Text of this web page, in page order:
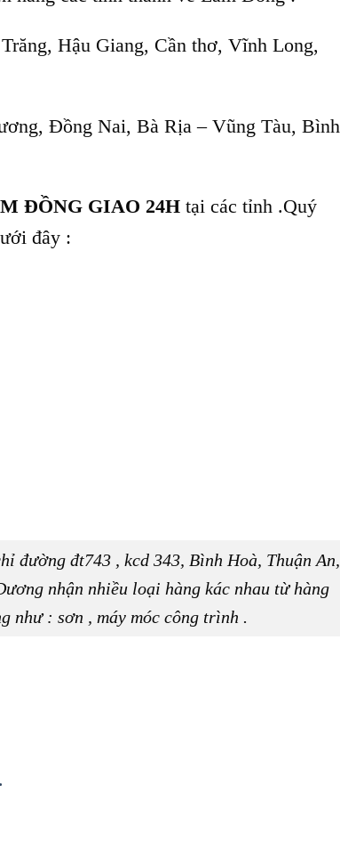
Hậu Giang, Cần thơ, Vĩnh Long,
Đồng Nai, Bà Rịa – Vũng Tàu, Bình
ĐỒNG GIAO 24H tại các tỉnh .Quý
đây :
đường đt743 , kcd 343, Bình Hoà, Thuận An,
nhận nhiều loại hàng kác nhau từ hàng
như : sơn , máy móc công trình .